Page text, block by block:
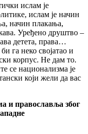
ислам је
ислам је начин
начин плакања,
Уређено друштво –
детета, права…
га неко својатао и
корпус. Не дам то.
се национализма је
који жели да вас
и православља због